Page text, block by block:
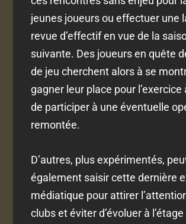
jeunes joueurs ou effectuer une
revue d’effectif en vue de la
suivante. Des joueurs en quête
de jeu cherchent alors à se
gagner leur place pour l’exercice
de participer à une éventuelle
remontée.
D’autres, plus expérimentés,
également saisir cette dernière
médiatique pour attirer
clubs et éviter d’évoluer à